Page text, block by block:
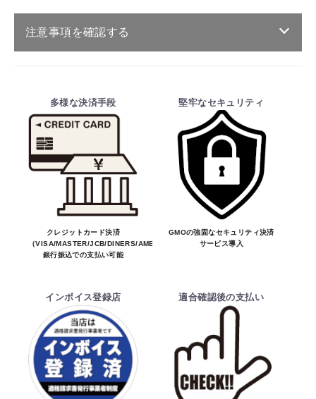
お買物を続ける カートへ進む
注意事項を確認する
・ご注文受付後、メーカーに適合確認を行
い、商品の価格・送料及び納期の正式なご連
絡をしてからの決済となっております。
そのため、ご注文後に適合確認を行い、適
合しない場合はキャンセル可能です。
※商品はメーカー品のため予告無く価格が
変わる場合があります。
※商品は予告無く生産及び販売不可となる
場合があります。
でお受けしておりません。
納期を知りたい場合は、一旦ご注文のお手
続きをお願い致します。
決済について
多様な決済手段
クレジットカード決済
（VISA/MASTER/JCB/DINERS/AMEX）、
銀行振込での支払い可能
堅牢なセキュリティ
GMOの強固なセキュリティ決済
サービス導入
インボイス登録店 適合確認後の支払い